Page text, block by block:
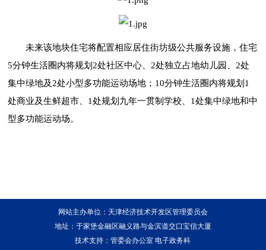
未来该地块住宅将配置相应居住街坊级公共服务设施，住宅
5分钟生活圈内将规划2处社区中心、2处独立占地幼儿园、2处
集中绿地及2处小型多功能运动场地；10分钟生活圈内将规划1
处商业及生鲜超市、1处规划九年一贯制学校、1处集中绿地和中
型多功能运动场。
网站主办单位：天津经济技术开发区管理委员会
地址：于家堡金融区融义路与金滨道交口宝信大厦
技术支持：管委会办公室 电子政务科